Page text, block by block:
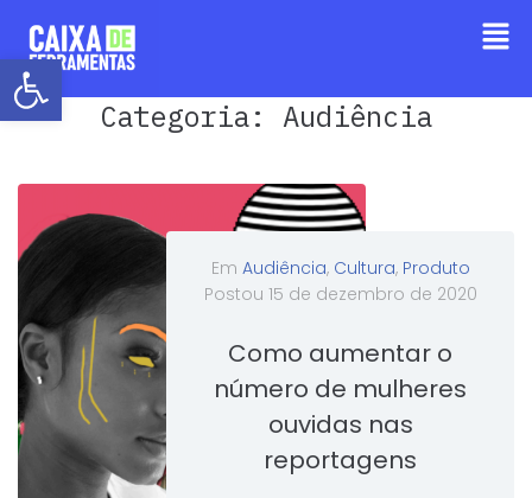
Barra de Ferramentas Aberta
Categoria: Audiência
Em Audiência, Cultura, Produto
Postou 15 de dezembro de 2020
Como aumentar o
número de mulheres
ouvidas nas
reportagens